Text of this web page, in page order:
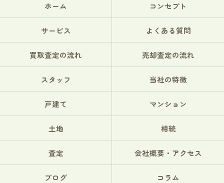
ホーム コンセプト
サービス よくある質問
買取査定の流れ 売却査定の流れ
スタッフ 当社の特徴
戸建て マンション
土地 相続
査定 会社概要・アクセス
ブログ コラム